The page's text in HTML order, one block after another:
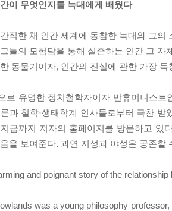
이 무엇인지를 늑대에게 배웠다
직한 채 인간 세계에 동참한 늑대와 그
들의 모험담을 통해 실존하는 인간 그
동물기이자, 인간의 진실에 관한 가장
로 유명한 정치철학자이자 반휴머니스
과 철학·생태학계 인사들로부터 극찬
금까지 저자의 홈페이지를 방문하고 있
을 보여준다. 과연 지성과 야성은 공존할
and poignant story of the
was a young philosophy